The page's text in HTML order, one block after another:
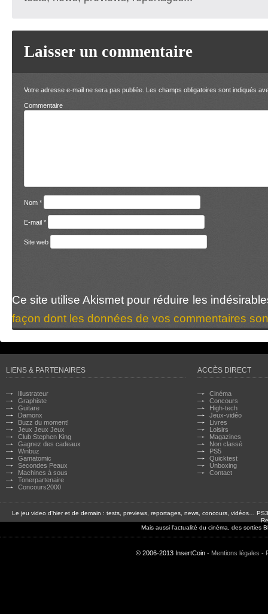
Laisser un commentaire
Votre adresse e-mail ne sera pas publiée. Les champs obligatoires sont indiqués
Nom *
E-mail *
Site web
Ce site utilise Akismet pour réduire les
façon dont les données de vos commentaires
LIENS & PARTENAIRES
Illustrateur
Graphiste
Guitare
Damonx
Buzz du moment!
Jeux Jeux Jeux
Club Stephen King
Gagnez des cadeaux
Winbuz
Gamatomic
Secondes Peaux
Machines à sous
Tonerpartenaire
Concours2000
ACCÈS DIRECT
Cinéma
Concours
High-tech
Jeux-vidéo
Livres
Loisirs
Magazines
Non classé
PS5
Quicktest
Unboxing
Contact
Le jeu video d'hier et de demain : tests, previews, reportages, news, concours, vidéos…
Mais aussi l'actualité du cinéma, des sorties
© 2006-2013 InsertCoin - Mentions légales -